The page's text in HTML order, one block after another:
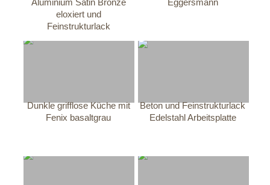
eloxiert und
Feinstrukturlack
Dunkle grifflose Küche mit
Fenix basaltgrau
Beton und Feinstrukturlack
Edelstahl Arbeitsplatte